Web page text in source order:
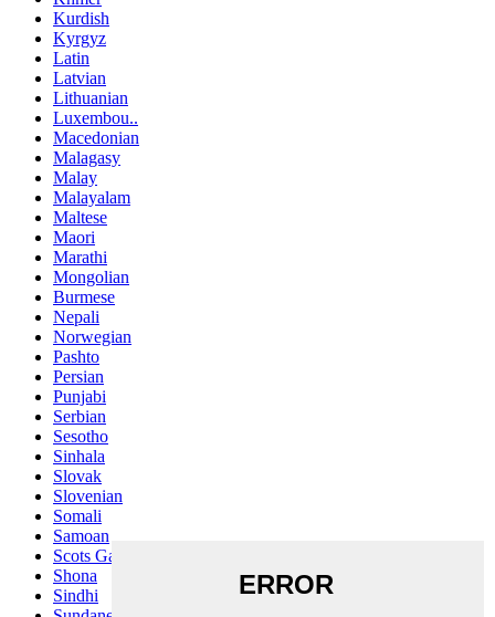
Kurdish
Kyrgyz
Latin
Latvian
Lithuanian
Luxembou..
Macedonian
Malagasy
Malay
Malayalam
Maltese
Maori
Marathi
Mongolian
Burmese
Nepali
Norwegian
Pashto
Persian
Punjabi
Serbian
Sesotho
Sinhala
Slovak
Slovenian
Somali
Samoan
Scots Gaelic
Shona
Sindhi